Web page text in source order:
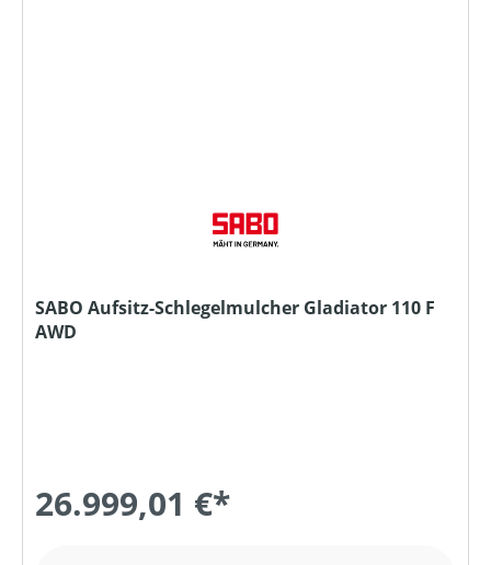
SABO Aufsitz-Schlegelmulcher Gladiator 110 F
AWD
26.999,01 €*